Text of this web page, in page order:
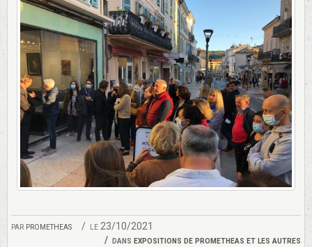
par prometheas
le 23/10/2021
dans expositions de prometheas et les autres